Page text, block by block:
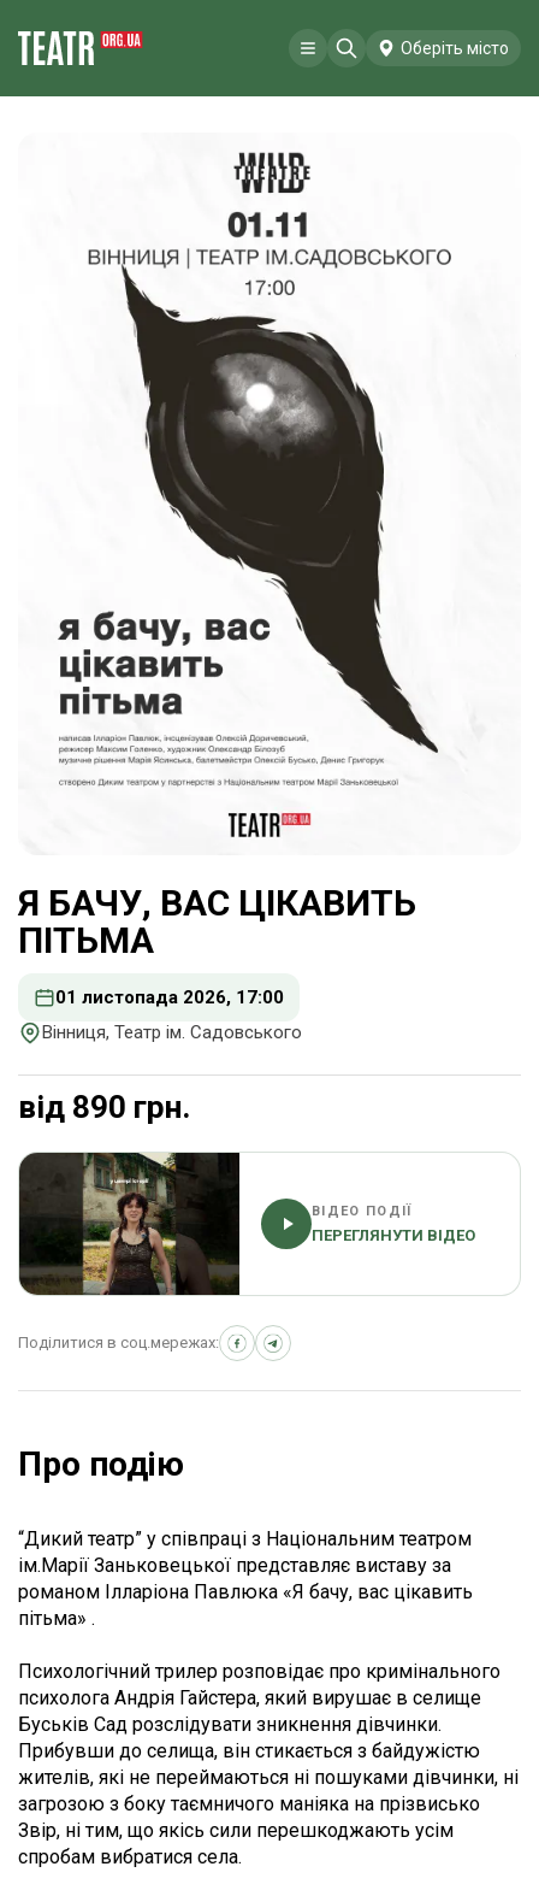
Оберіть місто
Я БАЧУ, ВАС ЦІКАВИТЬ
ПІТЬМА
01 листопада 2026, 17:00
Вінниця, Театр ім. Садовського
від 890 грн.
ВІДЕО ПОДІЇ
ПЕРЕГЛЯНУТИ ВІДЕО
Поділитися в соц.мережах:
Про подію
“Дикий театр” у співпраці з Національним театром
ім.Марії Заньковецької представляє виставу за
романом Ілларіона Павлюка «Я бачу, вас цікавить
пітьма» .
Психологічний трилер розповідає про кримінального
психолога Андрія Гайстера, який вирушає в селище
Буськів Сад розслідувати зникнення дівчинки.
Прибувши до селища, він стикається з байдужістю
жителів, які не переймаються ні пошуками дівчинки, ні
загрозою з боку таємничого маніяка на прізвисько
Звір, ні тим, що якісь сили перешкоджають усім
спробам вибратися села.